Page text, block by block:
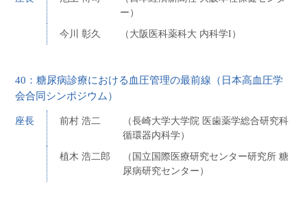
ー）
今川 彰久 （大阪医科薬科大 内科学I）
40：糖尿病診療における血圧管理の最前線（日本高血圧学
会合同シンポジウム）
座長 前村 浩二
（長崎大学大学院 医歯薬学総合研究科
循環器内科学）
植木 浩二郎
（国立国際医療研究センター研究所 糖
尿病研究センター）